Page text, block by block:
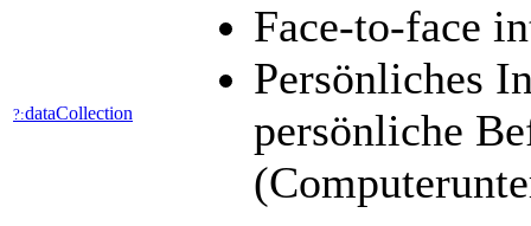
?:dataCollection
Face-to-face
Persönliches
persönliche